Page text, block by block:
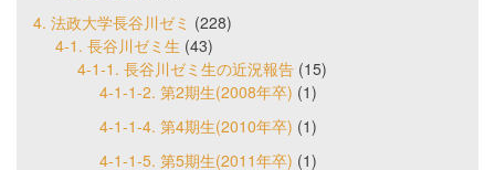
4. 法政大学長谷川ゼミ (228)
4-1. 長谷川ゼミ生 (43)
4-1-1. 長谷川ゼミ生の近況報告 (15)
4-1-1-2. 第2期生(2008年卒) (1)
4-1-1-4. 第4期生(2010年卒) (1)
4-1-1-5. 第5期生(2011年卒) (1)